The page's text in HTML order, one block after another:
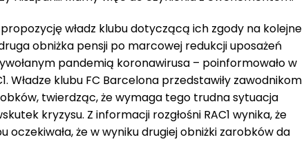
władz klubu dotyczącą ich zgody na kolejne
obniżka pensji po marcowej redukcji uposażeń
pandemią koronawirusa – poinformowało w
Władze klubu FC Barcelona przedstawiły zawodnikom
twierdząc, że wymaga tego trudna sytuacja
kryzysu. Z informacji rozgłośni RAC1 wynika, że
oczekiwała, że w wyniku drugiej obniżki zarobków da